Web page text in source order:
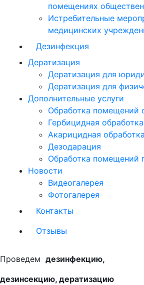
помещениях
Истребительные
медицинских
Дезинфекция
Дератизация
Дератизация для
Дератизация для
Дополнительные услуги
Обработка помещений
Гербицидная обработка
Акарицидная обработка
Дезодарация
Обработка помещений
Новости
Видеогалерея
Фотогалерея
Контакты
Отзывы
Проведем дезинфекцию,
дезинсекцию, дератизацию